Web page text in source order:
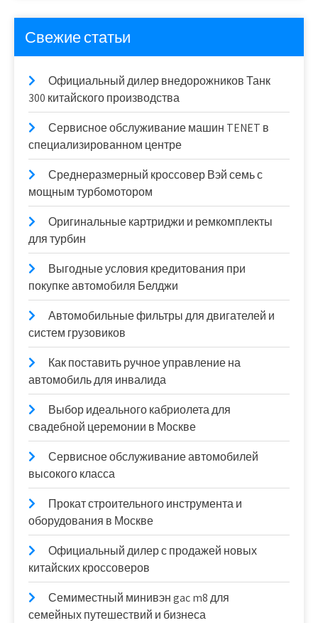
Свежие статьи
Официальный дилер внедорожников Танк
300 китайского производства
Сервисное обслуживание машин TENET в
специализированном центре
Среднеразмерный кроссовер Вэй семь с
мощным турбомотором
Оригинальные картриджи и ремкомплекты
для турбин
Выгодные условия кредитования при
покупке автомобиля Белджи
Автомобильные фильтры для двигателей и
систем грузовиков
Как поставить ручное управление на
автомобиль для инвалида
Выбор идеального кабриолета для
свадебной церемонии в Москве
Сервисное обслуживание автомобилей
высокого класса
Прокат строительного инструмента и
оборудования в Москве
Официальный дилер с продажей новых
китайских кроссоверов
Семиместный минивэн gac m8 для
семейных путешествий и бизнеса